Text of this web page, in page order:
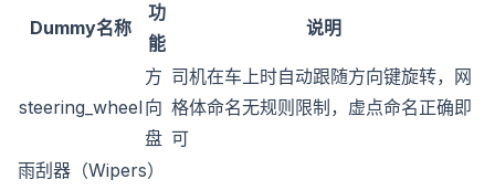
Dummy名称
功
能
说明
steering_wheel
方
向
盘
司机在车上时自动跟随方向键旋转，网
格体命名无规则限制，虚点命名正确即
可
雨刮器（Wipers）